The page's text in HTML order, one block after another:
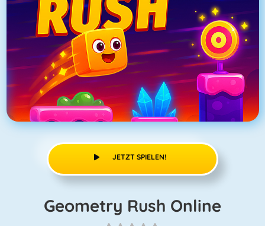
JETZT SPIELEN!
Geometry Rush Online